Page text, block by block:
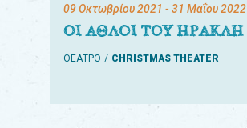
09 Οκτωβρίου 2021 - 31 Μαΐου 2022
ΟΙ ΑΘΛΟΙ ΤΟΥ ΗΡΑΚΛΗ
ΘΕΑΤΡΟ CHRISTMAS THEATER